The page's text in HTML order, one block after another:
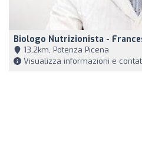
Biologo Nutrizionista -
13,2km, Potenza Picena
Visualizza informazioni e